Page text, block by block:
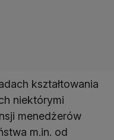
kształtowania
niektórymi
menedżerów
m.in. od